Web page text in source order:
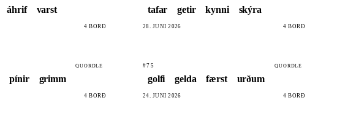
áhrif varst
4 BORÐ
tafar getir kynni skýra
28. JÚNÍ 2026 4 BORÐ
QUORDLE
pínir grimm
4 BORÐ
#75 QUORDLE
golfi gelda færst urðum
24. JÚNÍ 2026 4 BORÐ